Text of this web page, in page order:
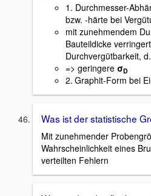
1. Durchmesser-
bzw. -härte bei
mit zunehmendem
Bauteildicke
Durchvergütbarkeit,
=> geringere σD
2. Graphit-Form bei
Was ist der statistische
Mit zunehmender
Wahrscheinlichkeit eines
verteilten Fehlern